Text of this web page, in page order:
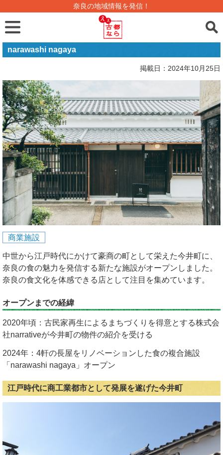
奈良の地域情報を発信！
narawashi nagaya
掲載日：2024年10月25日
商業施設
中世から江戸時代にかけて豪商の町として栄えた今井町に、
奈良の食の魅力を発信する新たな施設がオープンしました。
奈良の食文化を体感できる店として注目を集めています。
オープンまでの経緯
2020年頃：古民家再生によるまちづくりを得意とする株式会
社narrativeが今井町の物件の紹介を受ける
2024年：4軒の長屋をリノベーションした食の複合施設
「narawashi nagaya」オープン
江戸時代に商工業都市として発展を遂げた今井町